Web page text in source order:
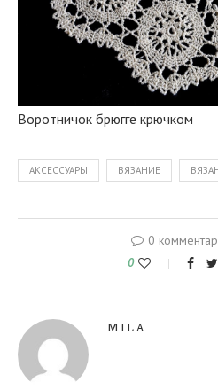
Воротничок брюгге крючком
АКСЕССУАРЫ ВЯЗАНИЕ
0
0
MILA